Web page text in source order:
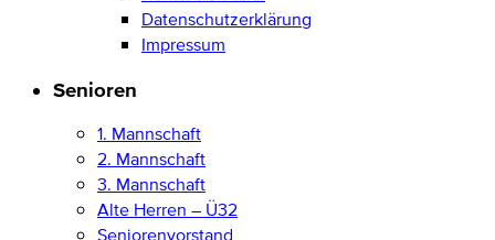
Datenschutzerklärung
Impressum
Senioren
1. Mannschaft
2. Mannschaft
3. Mannschaft
Alte Herren – Ü32